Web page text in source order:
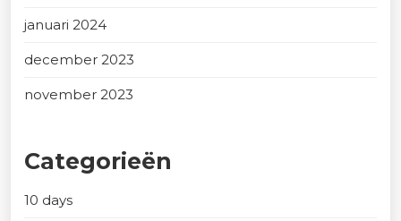
januari 2024
december 2023
november 2023
Categorieën
10 days